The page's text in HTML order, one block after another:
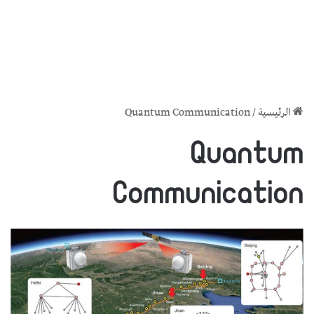
الرئيسية/
Quantum Communication
Quantum
Communication